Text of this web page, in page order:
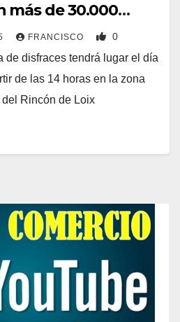
más de 30.000
FRANCISCO 0
de disfraces tendrá lugar el día
de las 14 horas en la zona
Rincón de Loix